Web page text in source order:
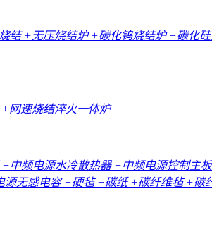
结+无压烧结炉+碳化钨烧结炉+碳化
+网速烧结淬火一体炉
+中频电源水冷散热器 +中频电源控制主板
源无感电容+硬毡+碳纸 +碳纤维毡+碳